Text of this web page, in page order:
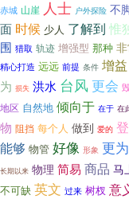
赤城 山崖 人士 户外探险 不
面 时候 少人 了解到 惟
围 猎取 轨迹 增强型 那种
精心打造 远远 前提 条件 增益
为 损失 洪水 台风更会
地区 自然地 倾向于 在于 在
物 阻挡 每个人 做到 爱的
能够 物管 好像 形象 更为
长期以来 物理 简易 商品 马
不可缺 英文 过来 树杈 意